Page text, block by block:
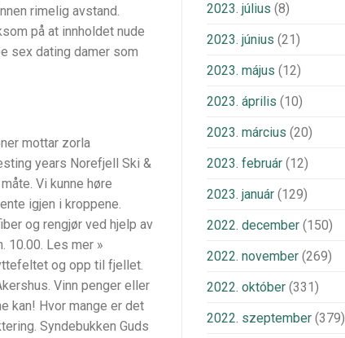
rimelig avstand.
på at innholdet nude
sex dating damer som
mottar zorla
years Norefjell Ski &
Vi kunne høre
igjen i kroppene.
og rengjør ved hjelp av
10.00. Les mer »
og opp til fjellet.
Vinn penger eller
kan! Hvor mange er det
Syndebukken Guds
2023. július (8)
2023. június (21)
2023. május (12)
2023. április (10)
2023. március (20)
2023. február(12)
2023. január(129)
2022. december(150)
2022. november(269)
2022. október(331)
2022. szeptember(379)